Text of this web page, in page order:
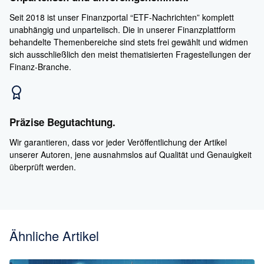
Seit 2018 ist unser Finanzportal “ETF-Nachrichten” komplett
unabhängig und unparteiisch. Die in unserer Finanzplattform
behandelte Themenbereiche sind stets frei gewählt und widmen
sich ausschließlich den meist thematisierten Fragestellungen der
Finanz-Branche.
Präzise Begutachtung.
Wir garantieren, dass vor jeder Veröffentlichung der Artikel
unserer Autoren, jene ausnahmslos auf Qualität und Genauigkeit
überprüft werden.
Ähnliche Artikel